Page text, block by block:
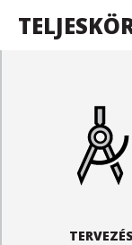
TERVEZÉS